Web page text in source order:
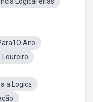
Ano
Loureiro
a Logica